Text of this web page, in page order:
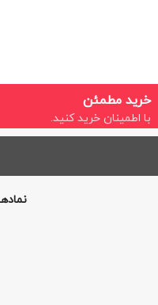
خرید مطمئن
با اطمینان خرید کنید.